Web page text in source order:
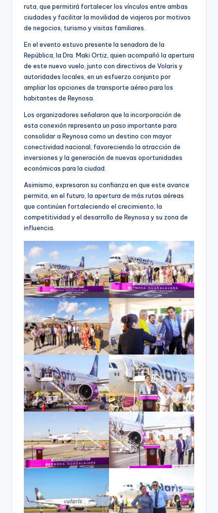
ruta, que permitirá fortalecer los vínculos entre ambas
ciudades y facilitar la movilidad de viajeros por motivos
de negocios, turismo y visitas familiares.
En el evento estuvo presente la senadora de la
República, la Dra. Maki Ortiz, quien acompañó la apertura
de este nuevo vuelo, junto con directivos de Volaris y
autoridades locales, en un esfuerzo conjunto por
ampliar las opciones de transporte aéreo para los
habitantes de Reynosa.
Los organizadores señalaron que la incorporación de
esta conexión representa un paso importante para
consolidar a Reynosa como un destino con mayor
conectividad nacional, favoreciendo la atracción de
inversiones y la generación de nuevas oportunidades
económicas para la ciudad.
Asimismo, expresaron su confianza en que este avance
permita, en el futuro, la apertura de más rutas aéreas
que continúen fortaleciendo el crecimiento, la
competitividad y el desarrollo de Reynosa y su zona de
influencia.